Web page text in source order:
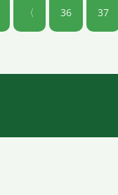
〈 36 37